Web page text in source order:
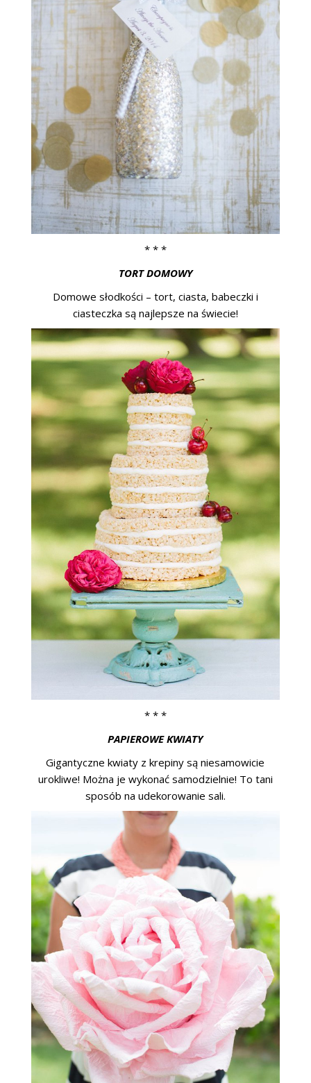
* * *
TORT DOMOWY
Domowe słodkości – tort, ciasta, babeczki i
ciasteczka są najlepsze na świecie!
* * *
PAPIEROWE KWIATY
Gigantyczne kwiaty z krepiny są niesamowicie
urokliwe! Można je wykonać samodzielnie! To tani
sposób na udekorowanie sali.